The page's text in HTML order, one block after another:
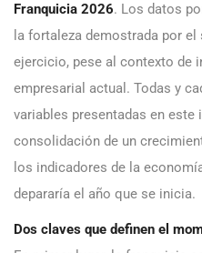
Franquicia 2026. Los datos
la fortaleza demostrada por
ejercicio, pese al contexto de
empresarial actual. Todas y
variables presentadas en este
consolidación de un
los indicadores de la
depararía el año que se inicia.
Dos claves que definen el